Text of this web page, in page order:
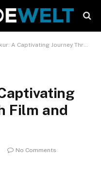
Journey Through Film and Television
Film and
No Comments